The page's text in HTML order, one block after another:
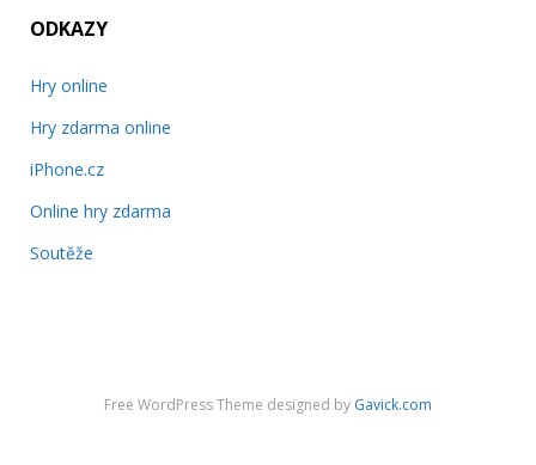
ODKAZY
Hry online
Hry zdarma online
iPhone.cz
Online hry zdarma
Soutěže
Free WordPress Theme designed by Gavick.com